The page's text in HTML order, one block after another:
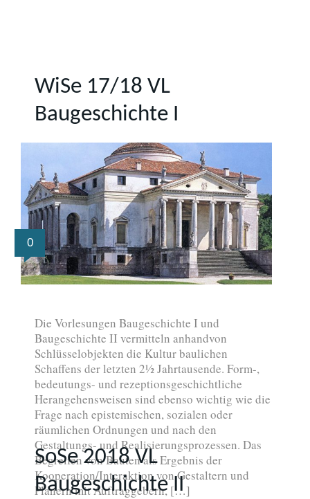
WiSe 17/18 VL
Baugeschichte I
0
Die Vorlesungen Baugeschichte I und
Baugeschichte II vermitteln anhandvon
Schlüsselobjekten die Kultur baulichen
Schaffens der letzten 2½ Jahrtausende. Form-,
bedeutungs- und rezeptionsgeschichtliche
Herangehensweisen sind ebenso wichtig wie die
Frage nach epistemischen, sozialen oder
räumlichen Ordnungen und nach den
Gestaltungs- und Realisierungsprozessen. Das
Begreifen von Bauten als Ergebnis der
Kooperation/Interaktion von Gestaltern und
Planern mit Auftraggebern, […]
SoSe 2018 VL
Baugeschichte II